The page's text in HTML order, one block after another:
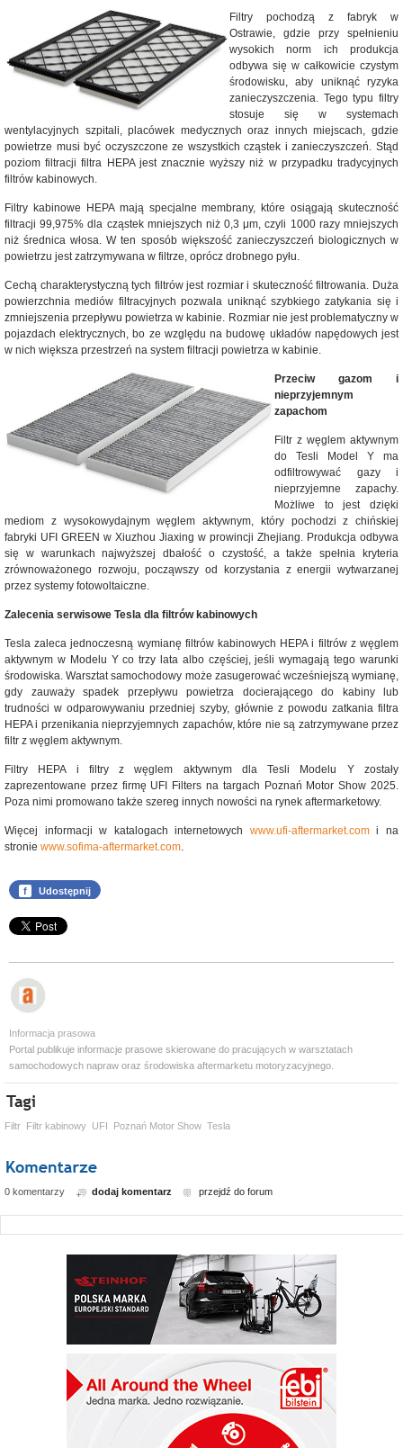
Filtry pochodzą z fabryk w
Ostrawie, gdzie przy spełnieniu
wysokich norm ich produkcja
odbywa się w całkowicie czystym
środowisku, aby uniknąć ryzyka
zanieczyszczenia. Tego typu filtry
stosuje się w systemach
wentylacyjnych szpitali, placówek medycznych oraz innych miejscach, gdzie
powietrze musi być oczyszczone ze wszystkich cząstek i zanieczyszczeń. Stąd
poziom filtracji filtra HEPA jest znacznie wyższy niż w przypadku tradycyjnych
filtrów kabinowych.
Filtry kabinowe HEPA mają specjalne membrany, które osiągają skuteczność
filtracji 99,975% dla cząstek mniejszych niż 0,3 μm, czyli 1000 razy mniejszych
niż średnica włosa. W ten sposób większość zanieczyszczeń biologicznych w
powietrzu jest zatrzymywana w filtrze, oprócz drobnego pyłu.
Cechą charakterystyczną tych filtrów jest rozmiar i skuteczność filtrowania. Duża
powierzchnia mediów filtracyjnych pozwala uniknąć szybkiego zatykania się i
zmniejszenia przepływu powietrza w kabinie. Rozmiar nie jest problematyczny w
pojazdach elektrycznych, bo ze względu na budowę układów napędowych jest
w nich większa przestrzeń na system filtracji powietrza w kabinie.
Przeciw gazom i
nieprzyjemnym
zapachom
Filtr z węglem aktywnym
do Tesli Model Y ma
odfiltrowywać gazy i
nieprzyjemne zapachy.
Możliwe to jest dzięki
mediom z wysokowydajnym węglem aktywnym, który pochodzi z chińskiej
fabryki UFI GREEN w Xiuzhou Jiaxing w prowincji Zhejiang. Produkcja odbywa
się w warunkach najwyższej dbałość o czystość, a także spełnia kryteria
zrównoważonego rozwoju, począwszy od korzystania z energii wytwarzanej
przez systemy fotowoltaiczne.
Zalecenia serwisowe Tesla dla filtrów kabinowych
Tesla zaleca jednoczesną wymianę filtrów kabinowych HEPA i filtrów z węglem
aktywnym w Modelu Y co trzy lata albo częściej, jeśli wymagają tego warunki
środowiska. Warsztat samochodowy może zasugerować wcześniejszą wymianę,
gdy zauważy spadek przepływu powietrza docierającego do kabiny lub
trudności w odparowywaniu przedniej szyby, głównie z powodu zatkania filtra
HEPA i przenikania nieprzyjemnych zapachów, które nie są zatrzymywane przez
filtr z węglem aktywnym.
Filtry HEPA i filtry z węglem aktywnym dla Tesli Modelu Y zostały
zaprezentowane przez firmę UFI Filters na targach Poznań Motor Show 2025.
Poza nimi promowano także szereg innych nowości na rynek aftermarketowy.
Więcej informacji w katalogach internetowych www.ufi-aftermarket.comi na
stronie www.sofima-aftermarket.com.
f Udostępnij
Informacja prasowa
Portal publikuje informacje prasowe skierowane do pracujących w warsztatach
samochodowych napraw oraz środowiska aftermarketu motoryzacyjnego.
Filtr Filtr kabinowy UFI Poznań Motor Show Tesla
0 komentarzy dodaj komentarz przejdź do forum